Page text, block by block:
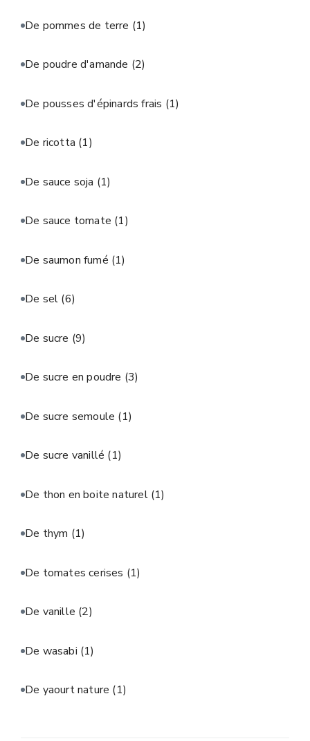
De pommes de terre (1)
De poudre d'amande (2)
De pousses d'épinards frais (1)
De ricotta (1)
De sauce soja (1)
De sauce tomate (1)
De saumon fumé (1)
De sel (6)
De sucre (9)
De sucre en poudre (3)
De sucre semoule (1)
De sucre vanillé (1)
De thon en boite naturel (1)
De thym (1)
De tomates cerises (1)
De vanille (2)
De wasabi (1)
De yaourt nature (1)